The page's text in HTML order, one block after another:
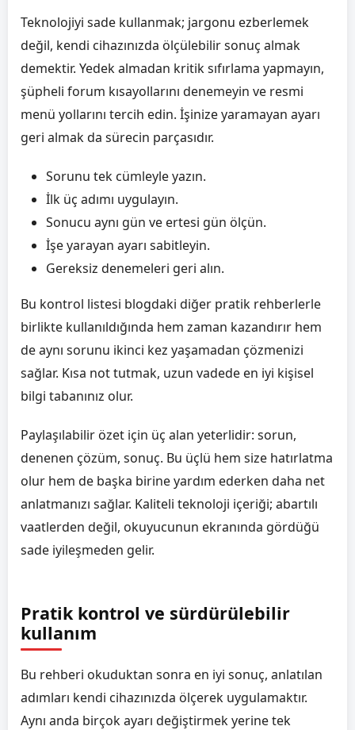
Teknolojiyi sade kullanmak; jargonu ezberlemek
değil, kendi cihazınızda ölçülebilir sonuç almak
demektir. Yedek almadan kritik sıfırlama yapmayın,
şüpheli forum kısayollarını denemeyin ve resmi
menü yollarını tercih edin. İşinize yaramayan ayarı
geri almak da sürecin parçasıdır.
Sorunu tek cümleyle yazın.
İlk üç adımı uygulayın.
Sonucu aynı gün ve ertesi gün ölçün.
İşe yarayan ayarı sabitleyin.
Gereksiz denemeleri geri alın.
Bu kontrol listesi blogdaki diğer pratik rehberlerle
birlikte kullanıldığında hem zaman kazandırır hem
de aynı sorunu ikinci kez yaşamadan çözmenizi
sağlar. Kısa not tutmak, uzun vadede en iyi kişisel
bilgi tabanınız olur.
Paylaşılabilir özet için üç alan yeterlidir: sorun,
denenen çözüm, sonuç. Bu üçlü hem size hatırlatma
olur hem de başka birine yardım ederken daha net
anlatmanızı sağlar. Kaliteli teknoloji içeriği; abartılı
vaatlerden değil, okuyucunun ekranında gördüğü
sade iyileşmeden gelir.
Pratik kontrol ve sürdürülebilir
kullanım
Bu rehberi okuduktan sonra en iyi sonuç, anlatılan
adımları kendi cihazınızda ölçerek uygulamaktır.
Aynı anda birçok ayarı değiştirmek yerine tek